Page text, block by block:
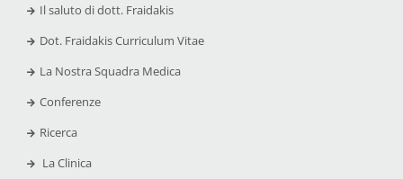
Il saluto di dott. Fraidakis
Dot. Fraidakis Curriculum Vitae
La Nostra Squadra Medica
Conferenze
Ricerca
La Clinica